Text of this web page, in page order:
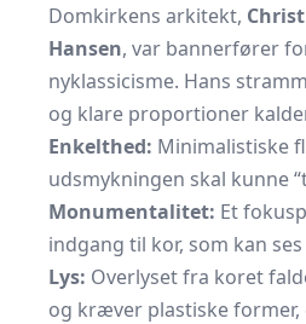
Domkirkens arkitekt,
Hansen, var bannerfører
nyklassicisme. Hans
og klare proportioner
Enkelthed: Minimalistiske
udsmykningen skal kunne
Monumentalitet: Et
indgang til kor, som kan
Lys: Overlyset fra koret
og kræver plastiske